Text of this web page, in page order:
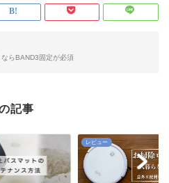
らBAND3固定が必須
記事
レビュー